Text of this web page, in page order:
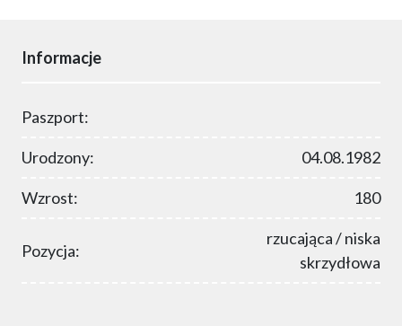
Informacje
Paszport:
Urodzony: 04.08.1982
Wzrost: 180
Pozycja:
rzucająca / niska
skrzydłowa